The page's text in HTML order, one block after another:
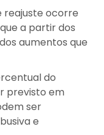
reajuste ocorre
a partir dos
aumentos que
do
previsto em
ser
e